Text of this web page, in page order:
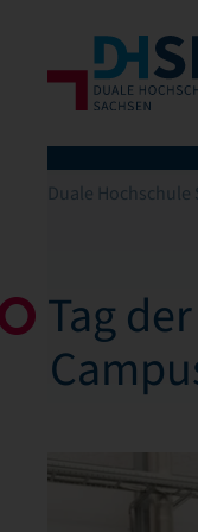
Duale Hochschule
Tag